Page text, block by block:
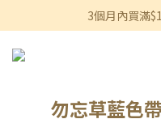
香港及澳門訂
3個月內買滿
香港及澳門訂
勿忘草藍色